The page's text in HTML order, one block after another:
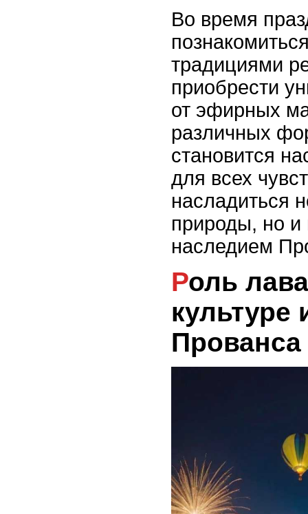
Во время
традициями
приобрести
от эфирных
различных
становится
для всех
насладиться
природы, но и
наследием
Роль лаванды в
культуре
Прованса